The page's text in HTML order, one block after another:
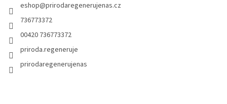
eshop@prirodaregenerujenas.cz
736773372
00420 736773372
priroda.regeneruje
prirodaregenerujenas